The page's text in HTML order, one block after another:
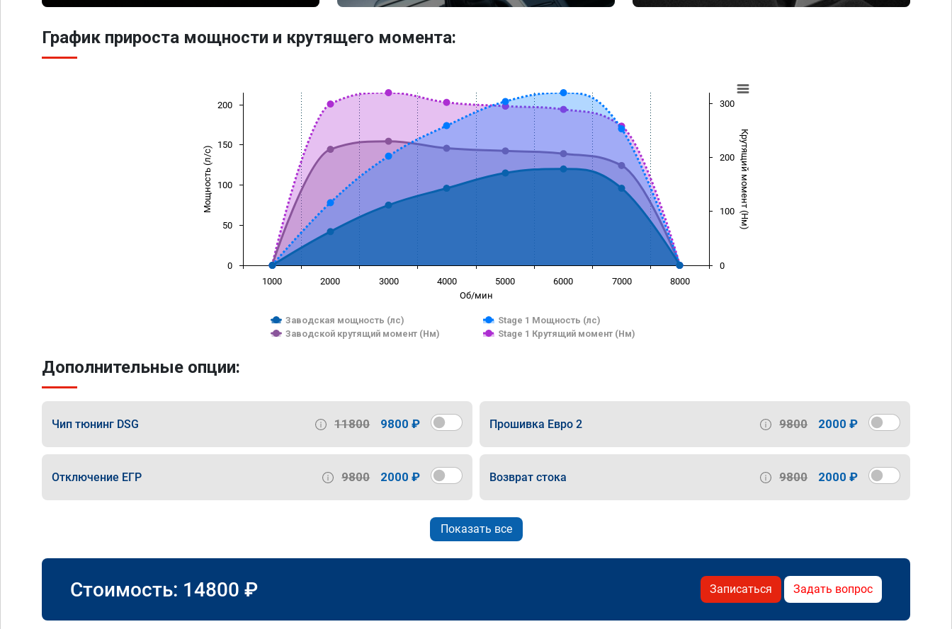
График прироста мощности и крутящего момента:
Об/мин
Мощность (л/с) Крутящий момент (Нм)
Заводская мощность (лс)
Stage 1 Мощность (лс)
Заводской крутящий момент (Нм)
Stage 1 Крутящий момент (Нм)
1000 2000 3000 4000 5000 6000 7000 8000
0
50
100
150
200
0
100
200
300
Дополнительные опции:
Чип тюнинг DSG 11800 9800 ₽ Прошивка Евро 2 9800 2000 ₽
Отключение ЕГР 9800 2000 ₽ Возврат стока 9800 2000 ₽
Показать все
Стоимость: 14800 ₽ Записаться Задать вопрос